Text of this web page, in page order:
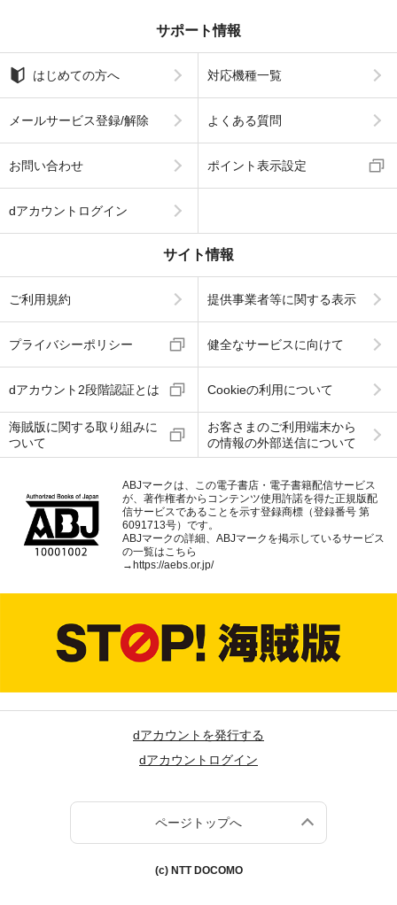
サポート情報
はじめての方へ 対応機種一覧
メールサービス登録/解除 よくある質問
お問い合わせ ポイント表示設定
dアカウントログイン
サイト情報
ご利用規約 提供事業者等に関する表示
プライバシーポリシー 健全なサービスに向けて
dアカウント2段階認証とは Cookieの利用について
海賊版に関する取り組みに
ついて
お客さまのご利用端末から
の情報の外部送信について
ABJマークは、この電子書店・電子書籍配信サービス
が、著作権者からコンテンツ使用許諾を得た正規版配
信サービスであることを示す登録商標（登録番号 第
6091713号）です。
ABJマークの詳細、ABJマークを掲示しているサービス
の一覧はこちら
→https://aebs.or.jp/
dアカウントを発行する
dアカウントログイン
ページトップへ
(c) NTT DOCOMO